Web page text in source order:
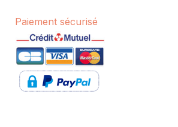
Paiement sécurisé